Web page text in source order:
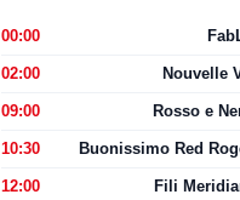
00:00
02:00 Nouvelle
09:00 Rosso e
10:30 Buonissimo Red
12:00 Fili